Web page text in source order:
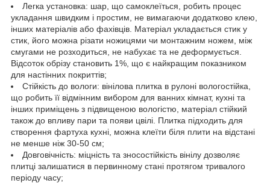
Легка установка: шар, що самоклеїться, робить процес
укладання швидким і простим, не вимагаючи додатково клею,
інших матеріалів або фахівців. Матеріал укладається стик у
стик, його можна різати ножицями чи монтажним ножем, між
смугами не розходиться, не набухає та не деформується.
Відсоток обрізу становить 1%, що є найкращим показником
для настінних покриттів;
Стійкість до вологи: вінілова плитка в рулоні вологостійка,
що робить її відмінним вибором для ванних кімнат, кухні та
інших приміщень з підвищеною вологістю, матеріал стійкий
також до впливу пари та появи цвілі. Плитка підходить для
створення фартуха кухні, можна клеїти біля плити на відстані
не менше ніж 30-50 см;
Довговічність: міцність та зносостійкість вінілу дозволяє
плитці залишатися в первинному стані протягом тривалого
періоду часу;